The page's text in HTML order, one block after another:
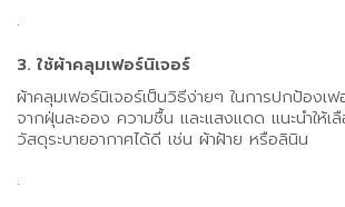
.
3. ใช้ผ้าคลุมเฟอร์นิเจอร์
ผ้าคลุมเฟอร์นิเจอร์เป็นวิธีง่ายๆ ในการปกป้องเ
จากฝุ่นละออง ความชื้น และแสงแดด แนะนำให้เ
วัสดุระบายอากาศได้ดี เช่น ผ้าฝ้าย หรือลินิน
.